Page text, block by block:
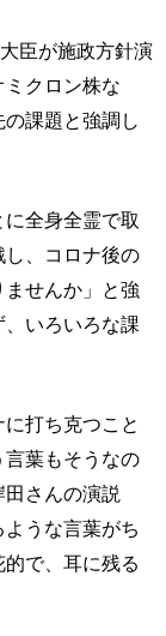
臣が施政方針演
クロン株な
課題と強調し
全身全霊で取
し、コロナ後の
せんか」と強
いろいろな課
打ち克つこと
葉もそうなの
さんの演説
うな言葉がち
で、耳に残る